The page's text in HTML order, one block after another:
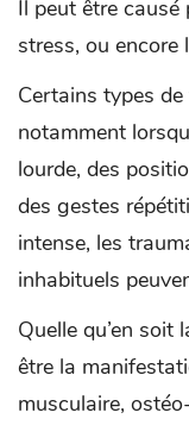
Il peut être causé
stress, ou encore
Certains types
notamment
lourde, des
des gestes
intense, les
inhabituels
Quelle qu’en soit
être la
musculaire,